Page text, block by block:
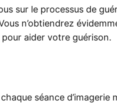
sur le processus de
n’obtiendrez
pour aider votre guérison.
séance d’imagerie